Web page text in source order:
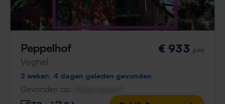
Peppelhof
Veghel
€ 933 p/m
2 weken, 4 dagen geleden gevonden
Gevonden op: